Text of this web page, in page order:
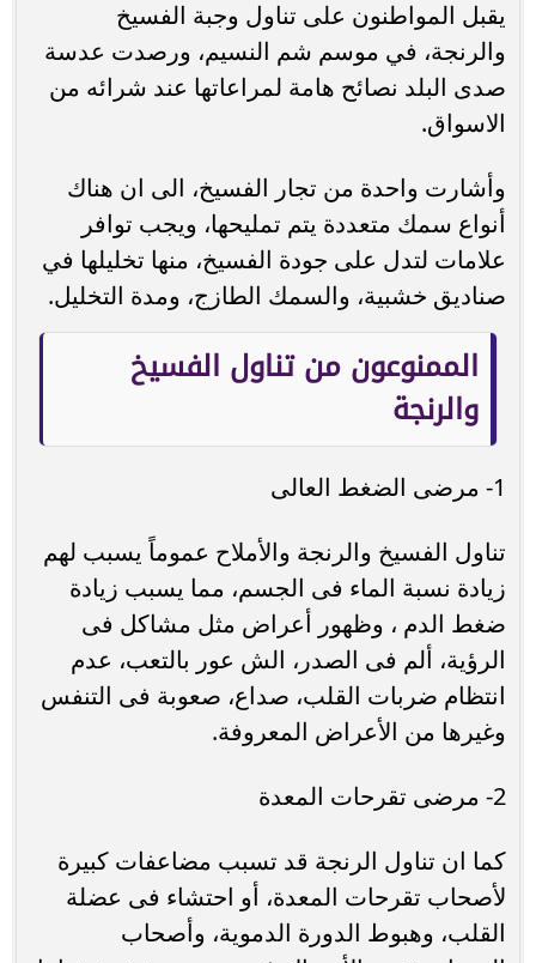
يقبل المواطنون على تناول وجبة الفسيخ
والرنجة، في موسم شم النسيم، ورصدت عدسة
صدى البلد نصائح هامة لمراعاتها عند شرائه من
الاسواق.
وأشارت واحدة من تجار الفسيخ، الى ان هناك
أنواع سمك متعددة يتم تمليحها، ويجب توافر
علامات لتدل على جودة الفسيخ، منها تخليلها في
صناديق خشبية، والسمك الطازج، ومدة التخليل.
الممنوعون من تناول الفسيخ
والرنجة
1- مرضى الضغط العالى
تناول الفسيخ والرنجة والأملاح عموماً يسبب لهم
زيادة نسبة الماء فى الجسم، مما يسبب زيادة
ضغط الدم ، وظهور أعراض مثل مشاكل فى
الرؤية، ألم فى الصدر، الش عور بالتعب، عدم
انتظام ضربات القلب، صداع، صعوبة فى التنفس
وغيرها من الأعراض المعروفة.
2- مرضى تقرحات المعدة
كما ان تناول الرنجة قد تسبب مضاعفات كبيرة
لأصحاب تقرحات المعدة، أو احتشاء فى عضلة
القلب، وهبوط الدورة الدموية، وأصحاب